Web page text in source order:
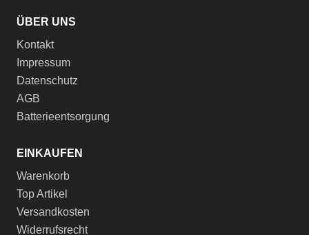
ÜBER UNS
Kontakt
Impressum
Datenschutz
AGB
Batterieentsorgung
EINKAUFEN
Warenkorb
Top Artikel
Versandkosten
Widerrufsrecht